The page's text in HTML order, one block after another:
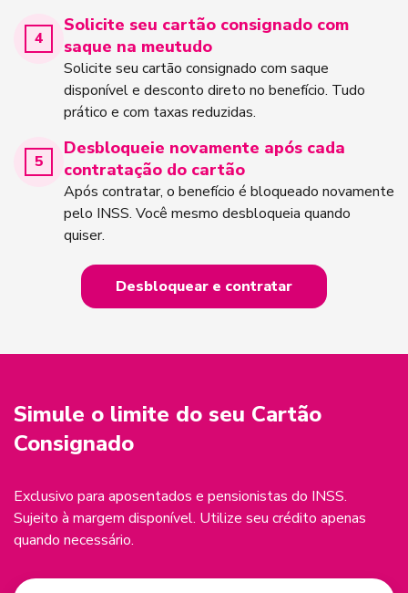
Solicite seu cartão consignado com
saque na meutudo
Solicite seu cartão consignado com saque
disponível e desconto direto no benefício. Tudo
prático e com taxas reduzidas.
Desbloqueie novamente após cada
contratação do cartão
Após contratar, o benefício é bloqueado novamente
pelo INSS. Você mesmo desbloqueia quando
quiser.
Desbloquear e contratar
Simule o limite do seu Cartão
Consignado
Exclusivo para aposentados e pensionistas do INSS.
Sujeito à margem disponível. Utilize seu crédito apenas
quando necessário.